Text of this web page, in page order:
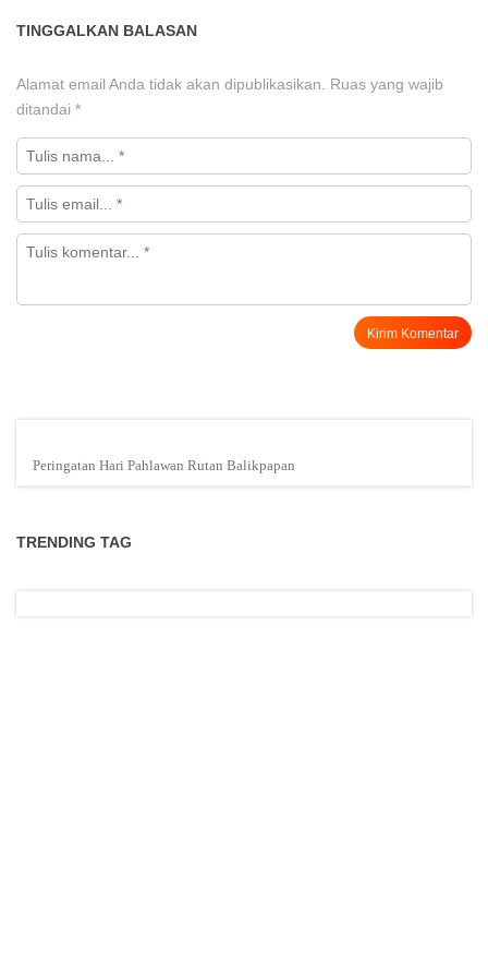
TINGGALKAN BALASAN
Alamat email Anda tidak akan dipublikasikan.
Ruas yang wajib
ditandai *
Peringatan Hari Pahlawan Rutan Balikpapan
TRENDING TAG